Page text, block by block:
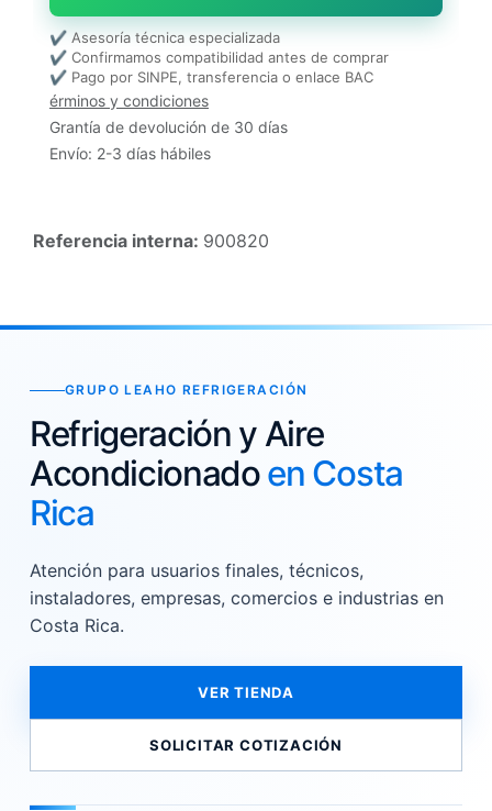
✔ Asesoría técnica especializada
✔ Confirmamos compatibilidad antes de comprar
✔ Pago por SINPE, transferencia o enlace BAC
érminos y condiciones
Grantía de devolución de 30 días
Envío: 2-3 días hábiles
Referencia interna: 900820
GRUPO LEAHO REFRIGERACIÓN
Refrigeración y Aire
Acondicionadoen Costa
Rica
Atención para usuarios finales, técnicos,
instaladores, empresas, comercios e industrias en
Costa Rica.
VER TIENDA
SOLICITAR COTIZACIÓN